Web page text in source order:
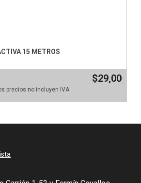
15 METROS
$29,00
precios no incluyen IVA